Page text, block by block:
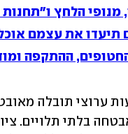
מנופי הלחץ
את עצמם
החטופים, ההתקפה